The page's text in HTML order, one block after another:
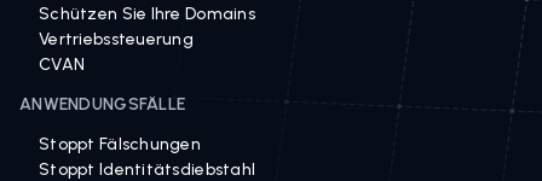
Schützen Sie Ihre Domains
Vertriebssteuerung
CVAN
ANWENDUNGSFÄLLE
Stoppt Fälschungen
Stoppt Identitätsdiebstahl